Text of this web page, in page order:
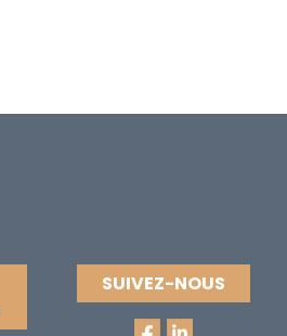
SUIVEZ-NOUS